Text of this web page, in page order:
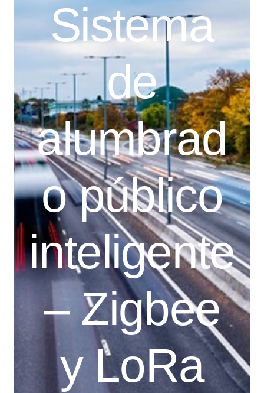
Sistema
de
alumbrad
o público
inteligente
– Zigbee
y LoRa